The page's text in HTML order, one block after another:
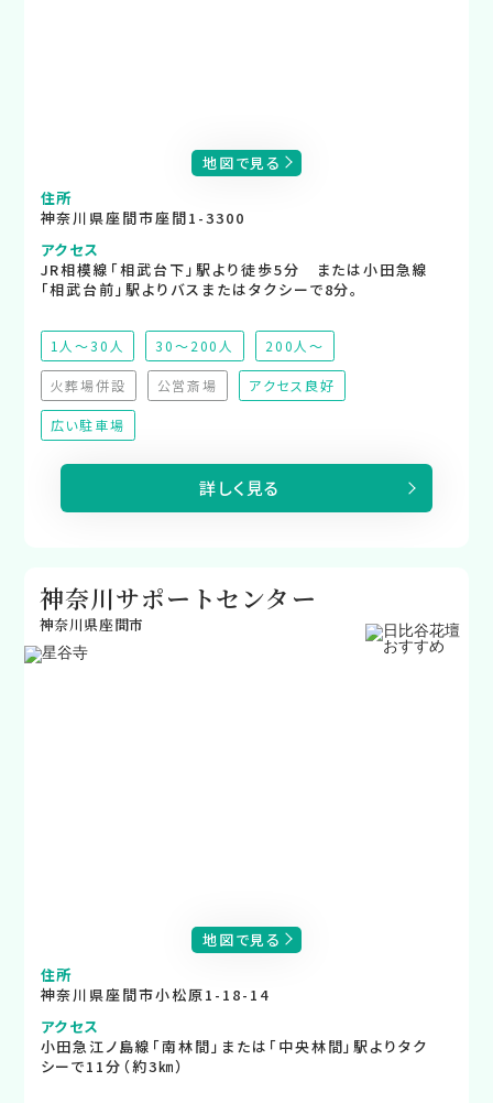
地図で見る
住所
神奈川県座間市座間1-3300
アクセス
JR相模線「相武台下」駅より徒歩5分 または小田急線
「相武台前」駅よりバスまたはタクシーで8分。
1人～30人 30～200人 200人～
火葬場併設
（非対応）
公営斎場
（非対応）
アクセス良好
広い駐車場
詳しく見る
神奈川サポートセンター
神奈川県座間市
地図で見る
住所
神奈川県座間市小松原1-18-14
アクセス
小田急江ノ島線「南林間」または「中央林間」駅よりタク
シーで11分（約3㎞）